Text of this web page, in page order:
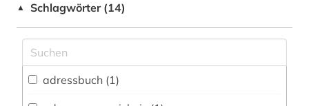
Anglistik. Amerikanistik (0)
▲ Schlagwörter (14)
adressbuch (1)